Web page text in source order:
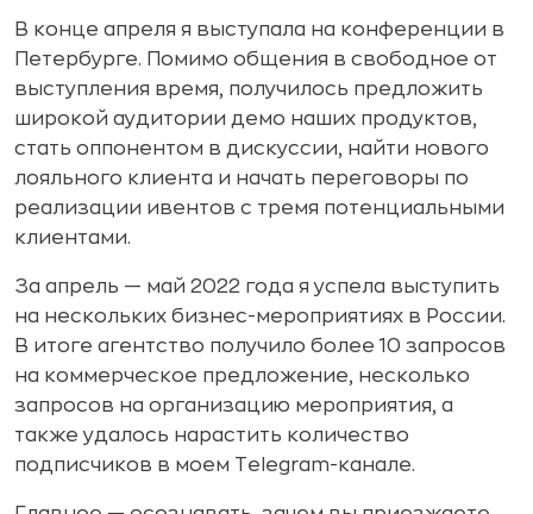
В конце апреля я выступала на конференции в
Петербурге. Помимо общения в свободное от
выступления время, получилось предложить
широкой аудитории демо наших продуктов,
стать оппонентом в дискуссии, найти нового
лояльного клиента и начать переговоры по
реализации ивентов с тремя потенциальными
клиентами.
За апрель — май 2022 года я успела выступить
на нескольких бизнес-мероприятиях в России.
В итоге агентство получило более 10 запросов
на коммерческое предложение, несколько
запросов на организацию мероприятия, а
также удалось нарастить количество
подписчиков в моем Telegram-канале.